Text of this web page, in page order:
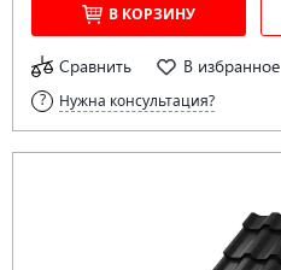
В КОРЗИНУ
Сравнить В избранное
Нужна консультация?